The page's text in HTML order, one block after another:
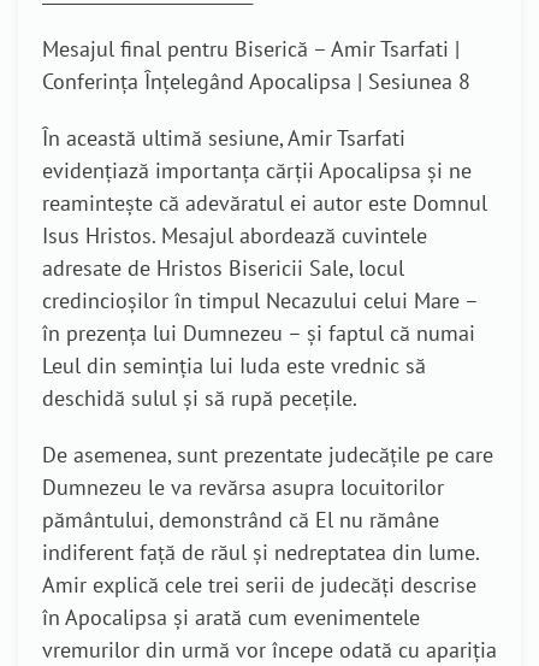
Mesajul final pentru Biserică – Amir Tsarfati |
Conferința Înțelegând Apocalipsa | Sesiunea 8
În această ultimă sesiune, Amir Tsarfati
evidențiază importanța cărții Apocalipsa și ne
reamintește că adevăratul ei autor este Domnul
Isus Hristos. Mesajul abordează cuvintele
adresate de Hristos Bisericii Sale, locul
credincioșilor în timpul Necazului celui Mare –
în prezența lui Dumnezeu – și faptul că numai
Leul din seminția lui Iuda este vrednic să
deschidă sulul și să rupă pecețile.
De asemenea, sunt prezentate judecățile pe care
Dumnezeu le va revărsa asupra locuitorilor
pământului, demonstrând că El nu rămâne
indiferent față de răul și nedreptatea din lume.
Amir explică cele trei serii de judecăți descrise
în Apocalipsa și arată cum evenimentele
vremurilor din urmă vor începe odată cu apariția